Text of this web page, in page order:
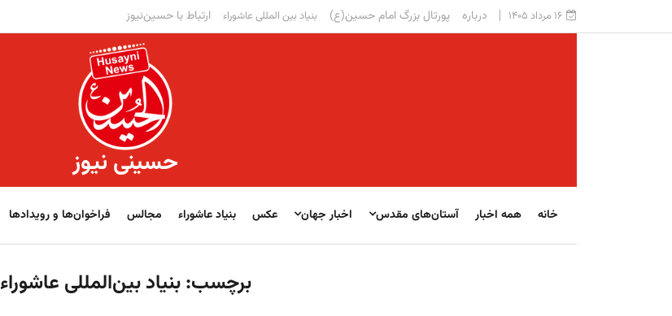
۱۶ مرداد ۱۴۰۵ درباره پورتال بزرگ امام حسین(ع) بنیاد بین المللی عاشوراء ارتباط با حسین‌نیوز
حسینی نیوز
خانه همه اخبار آستان‌های مقدس اخبار جهان عکس بنیاد عاشوراء مجالس فراخوان‌‏‏‏ها و رویدادها
برچسب:بنیاد بین‌المللی عاشوراء